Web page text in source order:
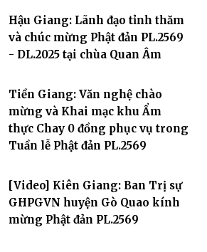
Hậu Giang: Lãnh đạo tỉnh thăm
và chúc mừng Phật đản PL.2569
- DL.2025 tại chùa Quan Âm
Tiền Giang: Văn nghệ chào
mừng và Khai mạc khu Ẩm
thực Chay 0 đồng phục vụ trong
Tuần lễ Phật đản PL.2569
[Video] Kiên Giang: Ban Trị sự
GHPGVN huyện Gò Quao kính
mừng Phật đản PL.2569